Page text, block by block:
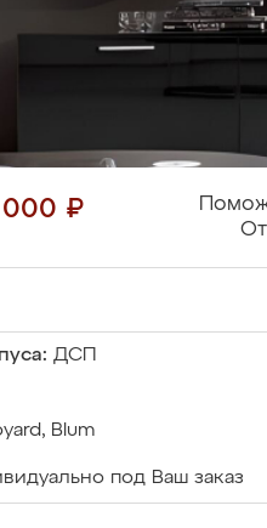
000 ₽
ДСП
Blum
под Ваш заказ